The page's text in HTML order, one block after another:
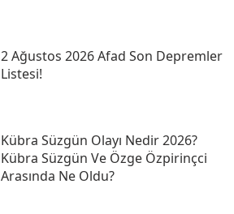
2 Ağustos 2026 Afad Son Depremler
Listesi!
Kübra Süzgün Olayı Nedir 2026?
Kübra Süzgün Ve Özge Özpirinçci
Arasında Ne Oldu?